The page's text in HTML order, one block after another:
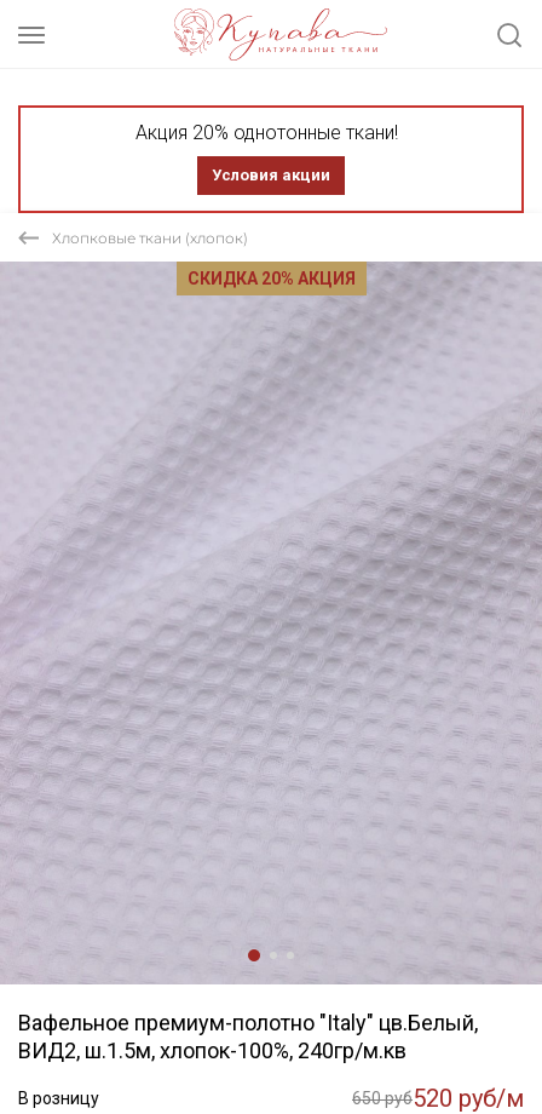
Акция 20% однотонные ткани!
Условия акции
Хлопковые ткани (хлопок)
СКИДКА 20% АКЦИЯ
Вафельное премиум-полотно "Italy" цв.Белый,
ВИД2, ш.1.5м, хлопок-100%, 240гр/м.кв
В розницу 650 руб520 руб/м